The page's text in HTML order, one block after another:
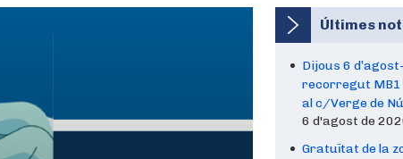
Últimes
Dijous 6
recorregut MB1
al c/Verge de
6 d'agost de
Gratuïtat de la